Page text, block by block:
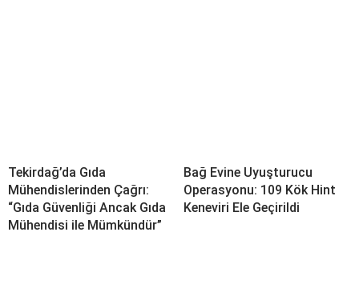
Tekirdağ’da Gıda
Mühendislerinden Çağrı:
“Gıda Güvenliği Ancak Gıda
Mühendisi ile Mümkündür”
Bağ Evine Uyuşturucu
Operasyonu: 109 Kök Hint
Keneviri Ele Geçirildi